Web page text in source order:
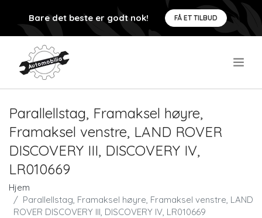
Bare det beste er godt nok! FÅ ET TILBUD
Parallellstag, Framaksel høyre,
Framaksel venstre, LAND ROVER
DISCOVERY III, DISCOVERY IV,
LR010669
Hjem
Parallellstag, Framaksel høyre, Framaksel venstre, LAND
ROVER DISCOVERY III, DISCOVERY IV, LR010669